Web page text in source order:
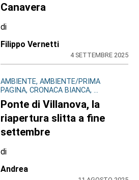
Canavera
di
Filippo Vernetti
4 SETTEMBRE 2025
AMBIENTE, AMBIENTE/PRIMA
PAGINA, CRONACA BIANCA, ...
Ponte di Villanova, la
riapertura slitta a fine
settembre
di
Andrea